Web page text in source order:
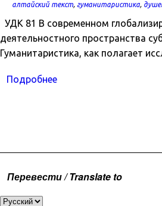
алтайский текст, гуманитаристика,
УДК 81 В современном
деятельностного пространства
Гуманитаристика, как полагает
Подробнее
Перевести / Translate to